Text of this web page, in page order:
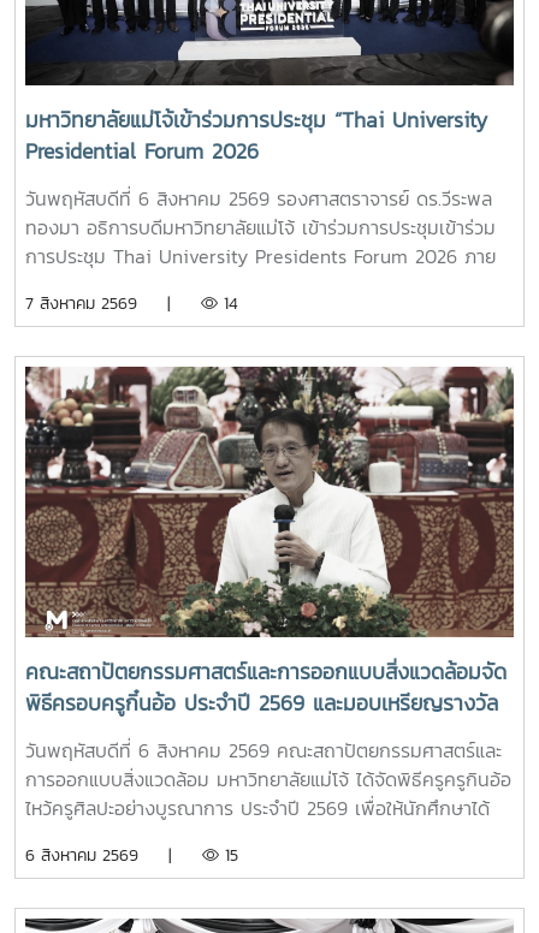
มหาวิทยาลัยแม่โจ้เข้าร่วมการประชุม “Thai University
Presidential Forum 2026
วันพฤหัสบดีที่ 6 สิงหาคม 2569 รองศาสตราจารย์ ดร.วีระพล
ทองมา อธิการบดีมหาวิทยาลัยแม่โจ้ เข้าร่วมการประชุมเข้าร่วม
การประชุม Thai University Presidents Forum 2026 ภาย
ได้รับเกียรติจาก ศาสตราจารย์ ดร.ยศชนัน วงศ์สวัสดิ์ รองนายก
วิทยาศาสตร์ วิจัยและนวัตกรรม เป็นประธานเปิดงาน ณ โรงแรม
เซ็นทารา แกรนด์ แอท เซ็นทรัลพลาซ่าลาดพร้าว กทม.สำหรับ
การประชุม Thai University Presidential Forum 2026 มี
นายดนุพร ปุณณกันต์ ผู้ช่วยรัฐมนตรีประจำกระทรวง อว.
ทพญ.ศรีญาดา ปาลิมาพันธ์ ที่ปรึกษา รมว.อว. ศ.ดร.ศุภชัย
ปทุมนากุล ปลัดกระทรวง อว. ดร.พันธุ์เพิ่มศักดิ์ อารุณี รองปลัด
กระทรวง อว. นางศรินยา สาขากร ผู้ช่วยปลัดกระทรวง อว.
คณะผู้บริหารหน่วยงานในกระทรวง อว. Professor Tan Eng
Chye, President, National University of Singapore
Professor Yang Bin , Vice Chancellor, Tsinghua
University Council Professor Tan Eng Chye อธิการบดี
มหาวิทยาลัยแห่งชาติสิงคโปร์ Professor Yang Bin รองประธาน
สภามหาวิทยาลัยชิงหวา ตลอดจนประธานที่ประชุมอธิการบดี ทั้ง
4 แห่ง ได้แก่ ที่ประชุมอธิการบดีแห่งประเทศไทย (ทปอ.) ที่ประชุม
อธิการบดีมหาวิทยาลัยราชภัฏ (ทปอ.มรภ.) ที่ประชุมอธิการบดี
มหาวิทยาลัยเทคโนโลยีราชมงคล (ทปอ.มทร.) สมาคมสถาบัน
แลกเปลี่ยนประสบการณ์ด้าน Reinventing University ผ่าน
ผู้นำเครือข่ายอุดมศึกษา การนำเสนอกรณีศึกษาการประยุกต์ใช้
7 สิงหาคม 2569 | 14
คณะสถาปัตยกรรมศาสตร์และการออกแบบสิ่งแวดล้อมจัด
พิธีครอบครูกิ๋นอ้อ ประจำปี 2569 และมอบเหรียญรางวัล
เรียนดี เกียรติบัตรแก่นักศึกษาที่สร้างชื่อเสียง เพื่อสืบสาน
ประเพณีอันทรงคุณค่า แสดงความเคารพต่อครูบาอาจารย์
และความเป็นสิริมงคลก่อนเริ่มต้นเส้นทางแห่งการเรียนรู้
วันพฤหัสบดีที่ 6 สิงหาคม 2569 คณะสถาปัตยกรรมศาสตร์และ
การออกแบบสิ่งแวดล้อม มหาวิทยาลัยแม่โจ้ ได้จัดพิธีครูครูกินอ้อ
ไหว้ครูศิลปะอย่างบูรณาการ ประจำปี 2569 เพื่อให้นักศึกษาได้
อาจารย์ เกิดตระหนักถึงความสำคัญของศิลปวัฒนธรรมไทย และ
ตลอดจนเป็นการเสริมสร้างขวัญและกำลังใจให้กับนักศึกษาคณะ
6 สิงหาคม 2569 | 15